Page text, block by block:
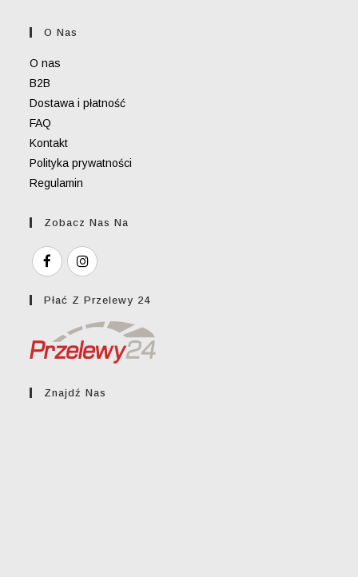
O Nas
O nas
B2B
Dostawa i płatność
FAQ
Kontakt
Polityka prywatności
Regulamin
Zobacz Nas Na
Płać Z Przelewy 24
Znajdź Nas